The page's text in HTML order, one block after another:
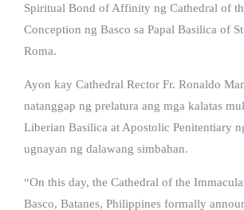
Spiritual Bond of Affinity ng Cathedral of
Conception ng Basco sa ‬Papal Basilica of‭
Roma.
Ayon kay Cathedral Rector Fr. Ronaldo
natanggap ng prelatura ang mga kalatas
Liberian Basilica at Apostolic Penitentiary
ugnayan ng dalawang simbahan.
“On this day, the Cathedral of the
Basco, Batanes, Philippines formally